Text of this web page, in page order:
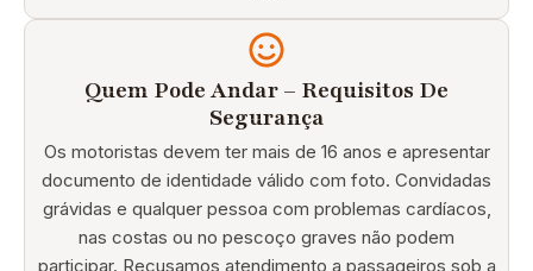
Quem Pode Andar – Requisitos De
Segurança
Os motoristas devem ter mais de 16 anos e apresentar
documento de identidade válido com foto. Convidadas
grávidas e qualquer pessoa com problemas cardíacos,
nas costas ou no pescoço graves não podem
participar. Recusamos atendimento a passageiros sob a